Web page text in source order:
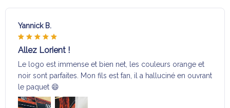
Yannick B.
Allez Lorient !
Le logo est immense et bien net, les couleurs orange et
noir sont parfaites. Mon fils est fan, il a halluciné en ouvrant
le paquet 😄